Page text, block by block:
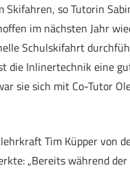
Skifahren, so Tutorin
im nächsten Jahr
Schulskifahrt
die Inlinertechnik eine
sie sich mit Co-Tutor
Tim Küpper von
„Bereits während der